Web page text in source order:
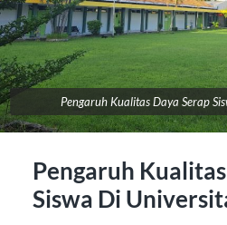
Pengaruh Kualitas Daya Serap
Pengaruh
Siswa Di